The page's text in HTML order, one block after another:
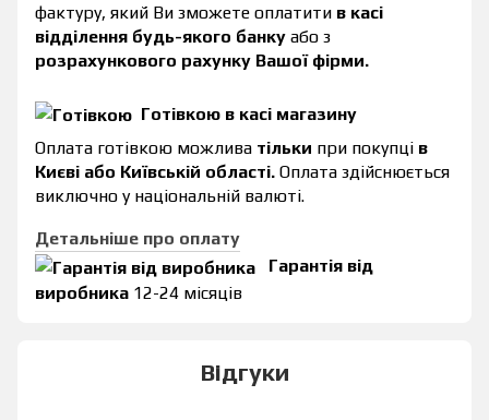
фактуру, який Ви зможете оплатити в касі
відділення будь-якого банку або з
розрахункового рахунку Вашої фірми.
Готівкою в касі магазину
Оплата готівкою можлива тільки при покупці в
Києві або Київській області. Оплата здійснюється
виключно у національній валюті.
Детальніше про оплату
Гарантія від
виробника 12-24 місяців
Відгуки